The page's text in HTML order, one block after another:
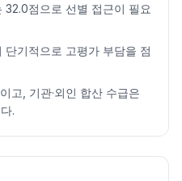
32.0점으로 선별 접근이 필요
단기적으로 고평가 부담을 점
고, 기관·외인 합산 수급은
.